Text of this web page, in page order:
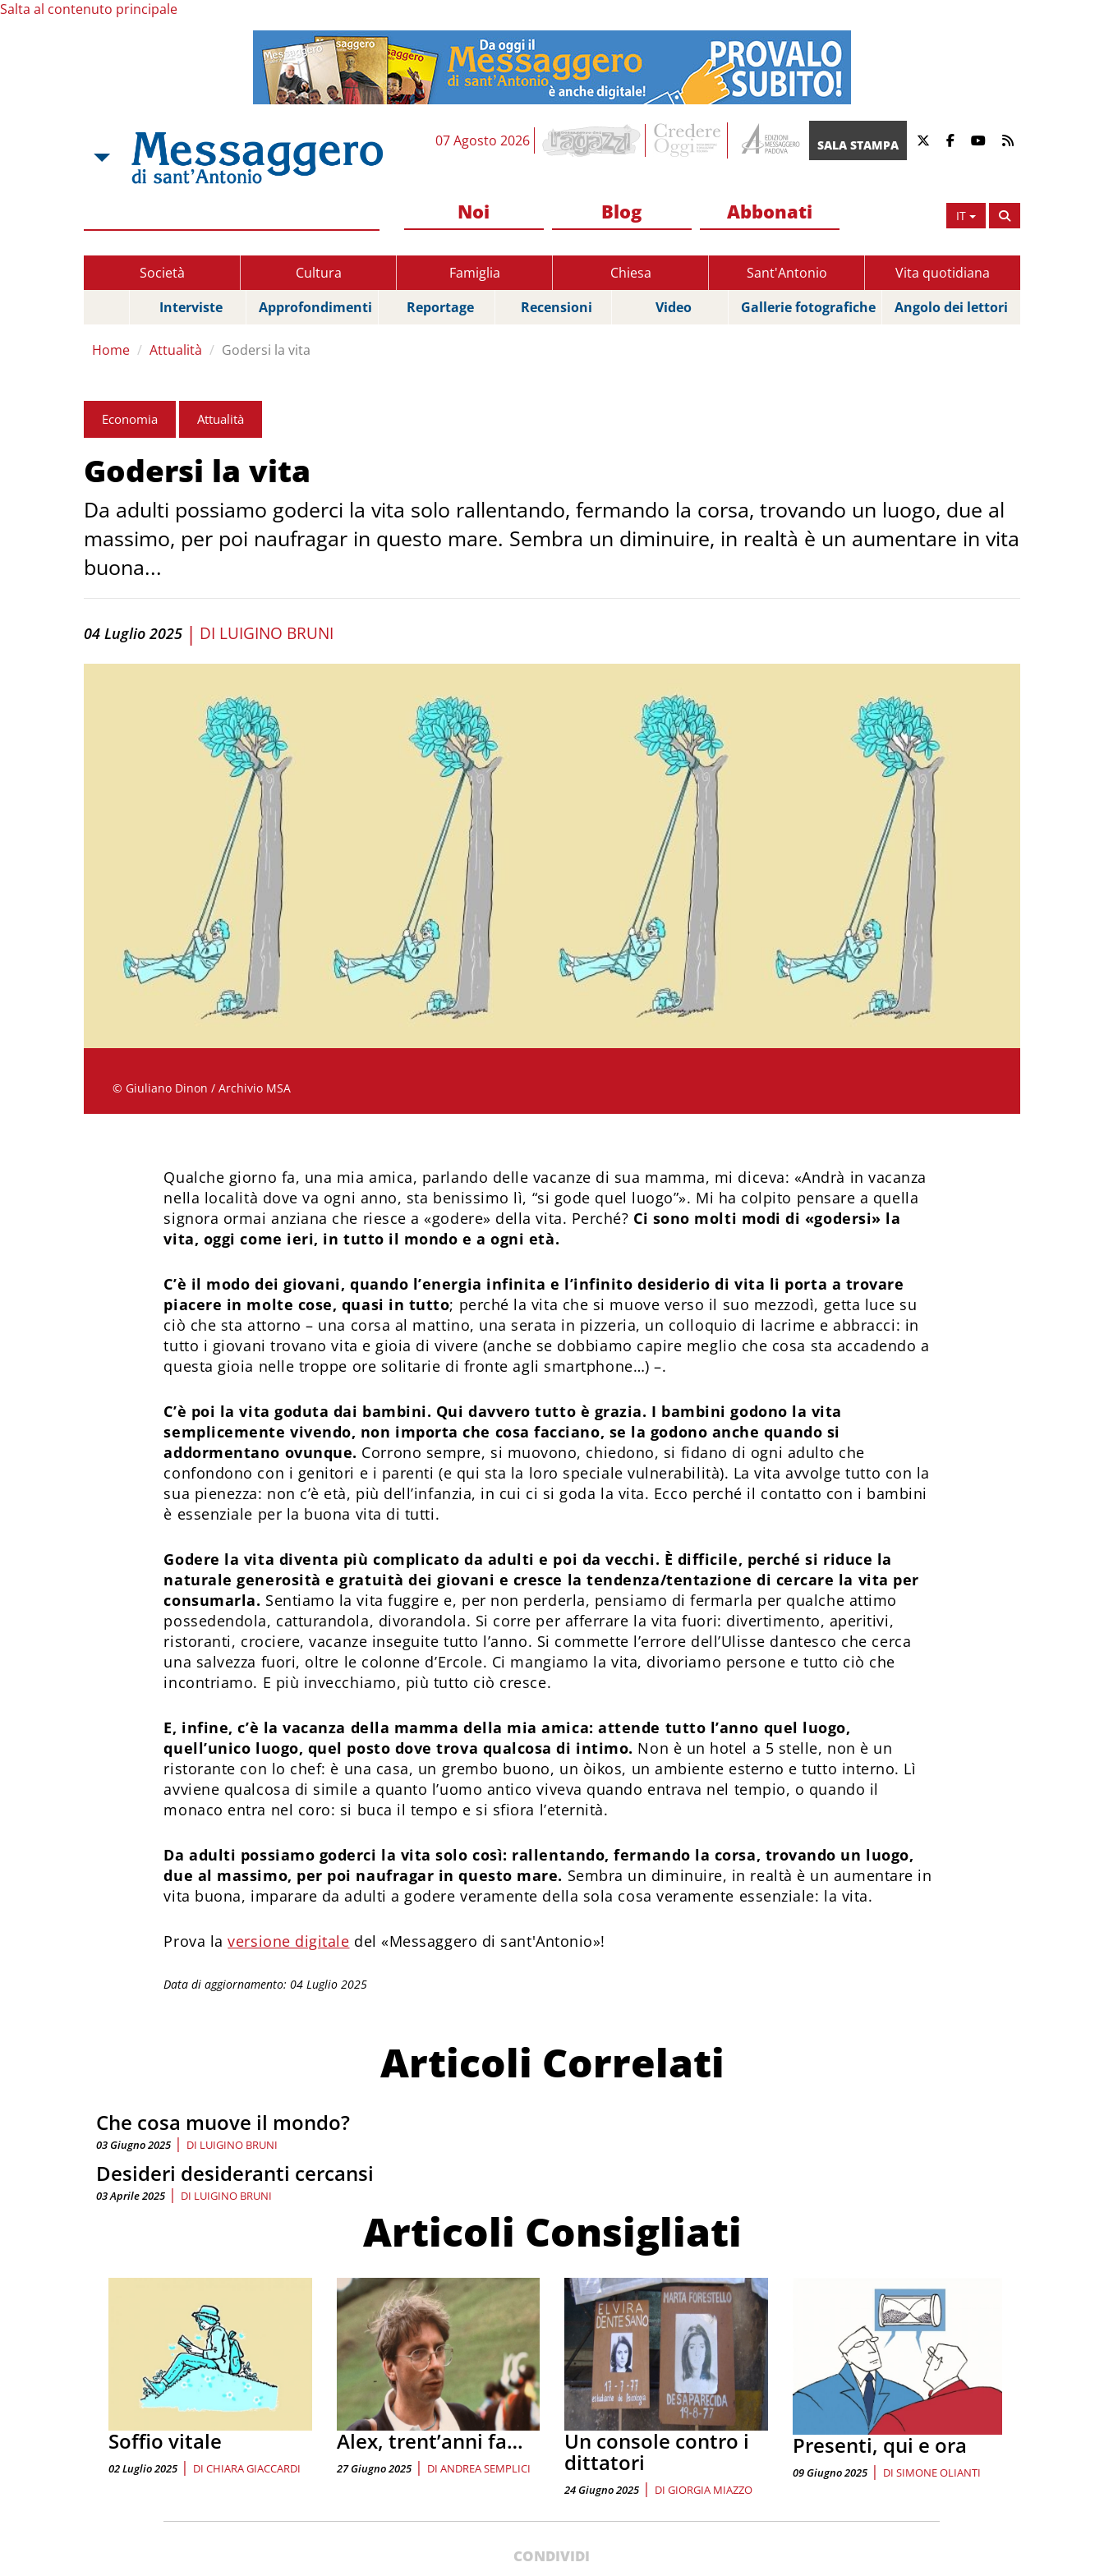
Salta al contenuto principale
07 Agosto 2026 SALA STAMPA
IT
Noi Blog Abbonati
Società Cultura Famiglia Chiesa Sant'Antonio
Vita quotidiana
Interviste
Approfondimenti Reportage Recensioni Video Gallerie fotografiche Angolo dei lettori
Home Attualità Godersi la vita
Economia Attualità
Godersi la vita
Da adulti possiamo goderci la vita solo rallentando, fermando la corsa, trovando un luogo, due al
massimo, per poi naufragar in questo mare. Sembra un diminuire, in realtà è un aumentare in vita
buona...
04 Luglio 2025 | DI LUIGINO BRUNI
© Giuliano Dinon / Archivio MSA
Qualche giorno fa, una mia amica, parlando delle vacanze di sua mamma, mi diceva: «Andrà in vacanza
nella località dove va ogni anno, sta benissimo lì, “si gode quel luogo”». Mi ha colpito pensare a quella
signora ormai anziana che riesce a «godere» della vita. Perché? Ci sono molti modi di «godersi» la
vita, oggi come ieri, in tutto il mondo e a ogni età.
C’è il modo dei giovani, quando l’energia infinita e l’infinito desiderio di vita li porta a trovare
piacere in molte cose, quasi in tutto; perché la vita che si muove verso il suo mezzodì, getta luce su
ciò che sta attorno – una corsa al mattino, una serata in pizzeria, un colloquio di lacrime e abbracci: in
tutto i giovani trovano vita e gioia di vivere (anche se dobbiamo capire meglio che cosa sta accadendo a
questa gioia nelle troppe ore solitarie di fronte agli smartphone…) –.
C’è poi la vita goduta dai bambini. Qui davvero tutto è grazia. I bambini godono la vita
semplicemente vivendo, non importa che cosa facciano, se la godono anche quando si
addormentano ovunque. Corrono sempre, si muovono, chiedono, si fidano di ogni adulto che
confondono con i genitori e i parenti (e qui sta la loro speciale vulnerabilità). La vita avvolge tutto con la
sua pienezza: non c’è età, più dell’infanzia, in cui ci si goda la vita. Ecco perché il contatto con i bambini
è essenziale per la buona vita di tutti.
Godere la vita diventa più complicato da adulti e poi da vecchi. È difficile, perché si riduce la
naturale generosità e gratuità dei giovani e cresce la tendenza/tentazione di cercare la vita per
consumarla. Sentiamo la vita fuggire e, per non perderla, pensiamo di fermarla per qualche attimo
possedendola, catturandola, divorandola. Si corre per afferrare la vita fuori: divertimento, aperitivi,
ristoranti, crociere, vacanze inseguite tutto l’anno. Si commette l’errore dell’Ulisse dantesco che cerca
una salvezza fuori, oltre le colonne d’Ercole. Ci mangiamo la vita, divoriamo persone e tutto ciò che
incontriamo. E più invecchiamo, più tutto ciò cresce.
E, infine, c’è la vacanza della mamma della mia amica: attende tutto l’anno quel luogo,
quell’unico luogo, quel posto dove trova qualcosa di intimo. Non è un hotel a 5 stelle, non è un
ristorante con lo chef: è una casa, un grembo buono, un òikos, un ambiente esterno e tutto interno. Lì
avviene qualcosa di simile a quanto l’uomo antico viveva quando entrava nel tempio, o quando il
monaco entra nel coro: si buca il tempo e si sfiora l’eternità.
Da adulti possiamo goderci la vita solo così: rallentando, fermando la corsa, trovando un luogo,
due al massimo, per poi naufragar in questo mare. Sembra un diminuire, in realtà è un aumentare in
vita buona, imparare da adulti a godere veramente della sola cosa veramente essenziale: la vita.
Prova laversione digitale del «Messaggero di sant'Antonio»!
Data di aggiornamento: 04 Luglio 2025
Articoli Correlati
Che cosa muove il mondo?
03 Giugno 2025 | DI LUIGINO BRUNI
Desideri desideranti cercansi
03 Aprile 2025 | DI LUIGINO BRUNI
Articoli Consigliati
Soffio vitale
02 Luglio 2025 | DI CHIARA GIACCARDI
Alex, trent’anni fa…
27 Giugno 2025 | DI ANDREA SEMPLICI
Un console contro i
dittatori
24 Giugno 2025 | DI GIORGIA MIAZZO
Presenti, qui e ora
09 Giugno 2025 | DI SIMONE OLIANTI
CONDIVIDI